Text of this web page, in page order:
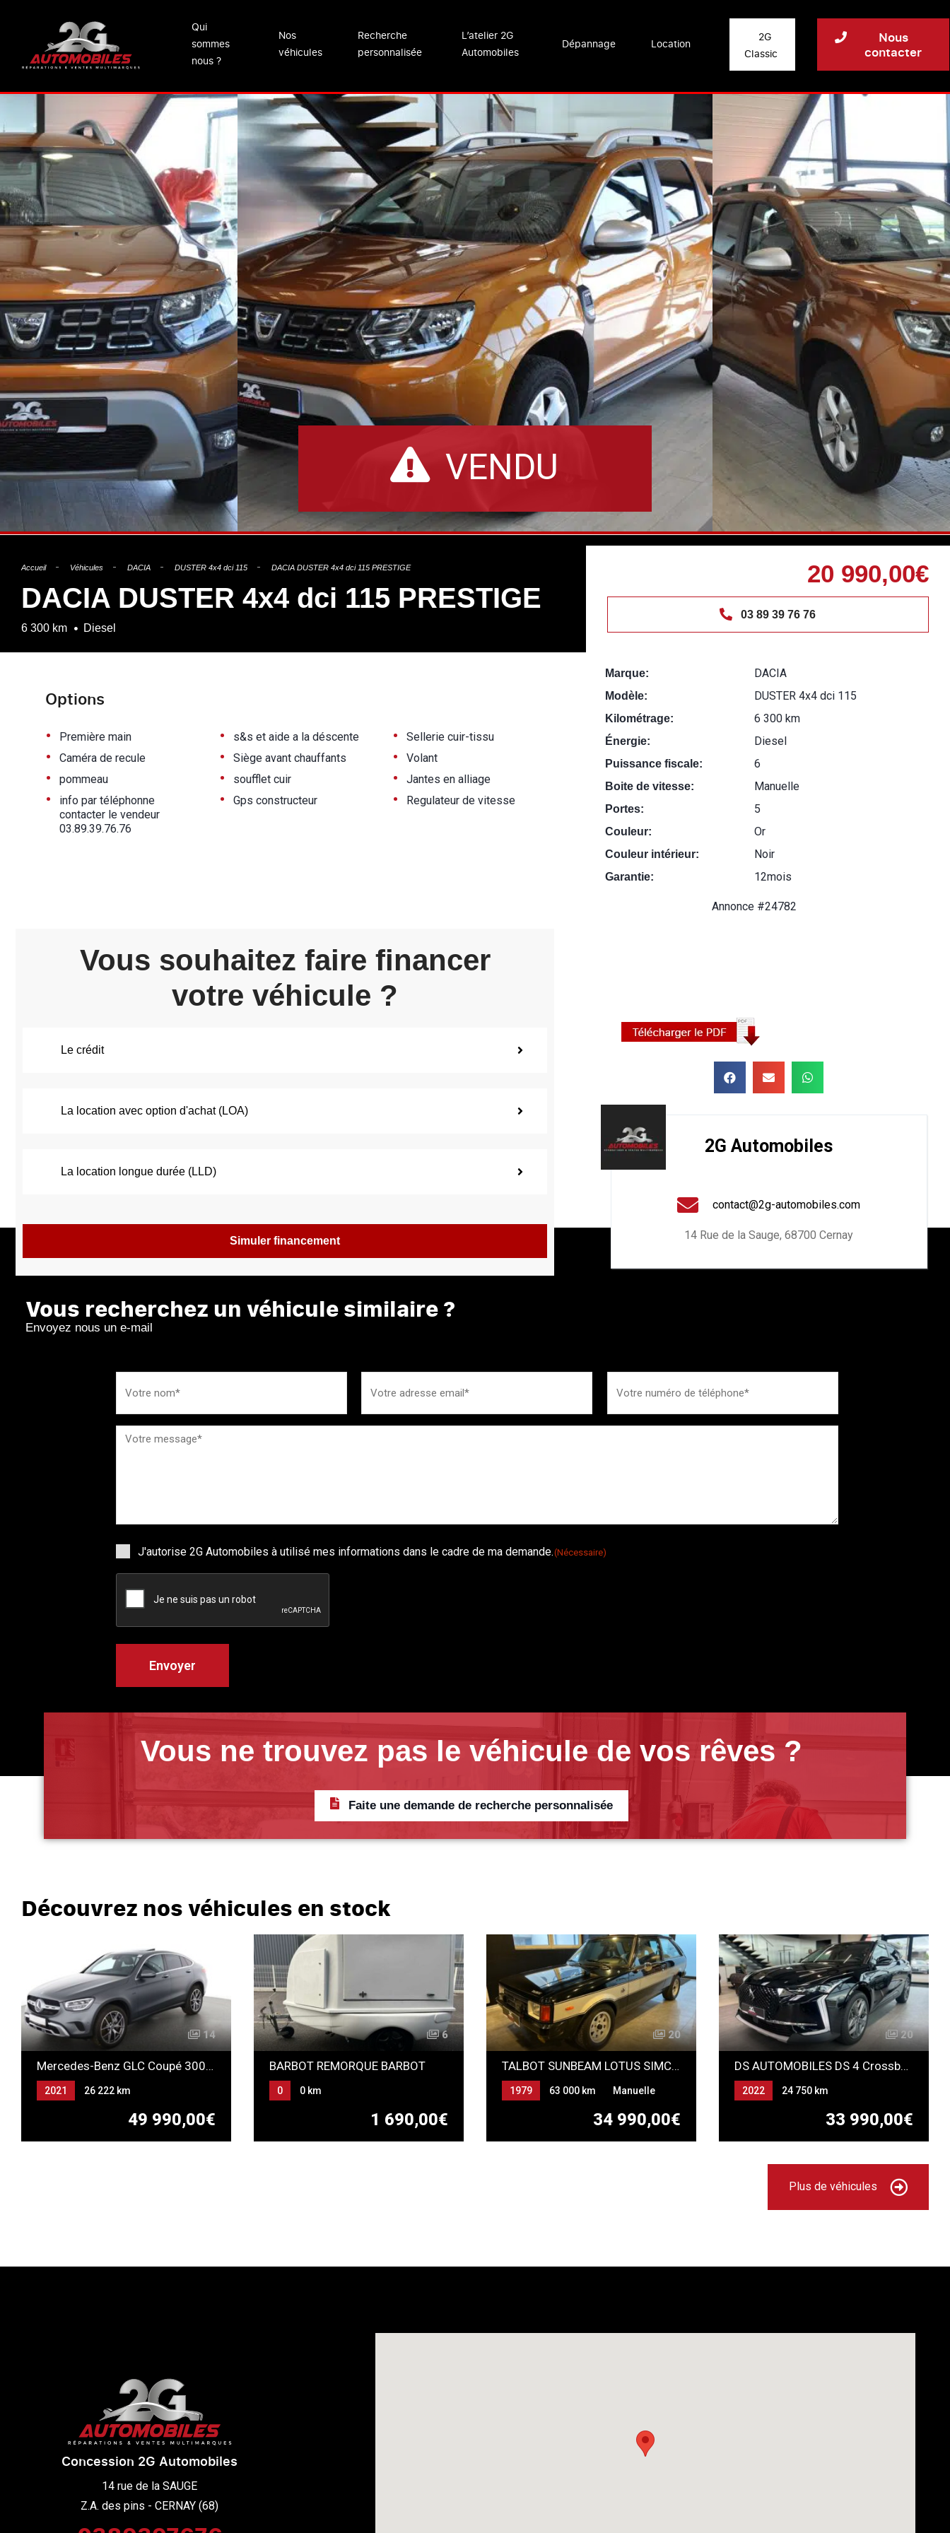
Qui
sommes
nous ?
Nos
véhicules
Recherche
personnalisée
L’atelier 2G
Automobiles
Dépannage Location
2G
Classic
Nous
contacter
VENDU
Accueil Véhicules DACIA DUSTER 4x4 dci 115 DACIA DUSTER 4x4 dci 115 PRESTIGE
DACIA DUSTER 4x4 dci 115 PRESTIGE
6 300 km Diesel
20 990,00€
03 89 39 76 76
Options
• Première main • s&s et aide a la déscente • Sellerie cuir-tissu
• Caméra de recule • Siège avant chauffants • Volant
• pommeau • soufflet cuir • Jantes en alliage
•
info par téléphonne
contacter le vendeur
03.89.39.76.76
• Gps constructeur • Regulateur de vitesse
Marque: DACIA
Modèle: DUSTER 4x4 dci 115
Kilométrage: 6 300 km
Énergie: Diesel
Puissance fiscale: 6
Boite de vitesse: Manuelle
Portes: 5
Couleur: Or
Couleur intérieur: Noir
Garantie: 12mois
Annonce #24782
Vous souhaitez faire financer
votre véhicule ?
Le crédit
La location avec option d'achat (LOA)
La location longue durée (LLD)
Simuler financement
2G Automobiles
contact@2g-automobiles.com
14 Rue de la Sauge, 68700 Cernay
Vous recherchez un véhicule similaire ?
Envoyez nous un e-mail
J'autorise 2G Automobiles à utilisé mes informations dans le cadre de ma demande.(Nécessaire)
Vous ne trouvez pas le véhicule de vos rêves ?
Faite une demande de recherche personnalisée
Découvrez nos véhicules en stock
14
Mercedes-Benz GLC Coupé 300DE AMG LINE 4MATIC Rechargeable
49 990,00€
2021
26 222 km
GAZOLE-ELECTRICITE (HYBRIDE
6
BARBOT REMORQUE BARBOT
1 690,00€
0 0 km
20
TALBOT SUNBEAM LOTUS SIMCA CHRYSLER
34 990,00€
1979 63 000 km
Manuelle
20
DS AUTOMOBILES DS 4 Crossback HYBRIDE e-tense TROCADERO
33 990,00€
2022
24 750 km
ESSENCE-ELECTRICITE (HYBRIDE
Plus de véhicules
Concession 2G Automobiles
14 rue de la SAUGE
Z.A. des pins - CERNAY (68)